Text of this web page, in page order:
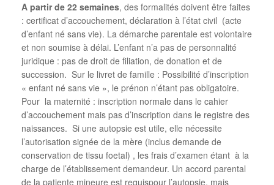
A partir de 22 semaines, des formalités doivent être faites
: certificat d’accouchement, déclaration à l’état civil (acte
d’enfant né sans vie). La démarche parentale est volontaire
et non soumise à délai. L’enfant n’a pas de personnalité
juridique : pas de droit de filiation, de donation et de
succession. Sur le livret de famille : Possibilité d’inscription
« enfant né sans vie », le prénon n’étant pas obligatoire.
Pour la maternité : inscription normale dans le cahier
d’accouchement mais pas d’inscription dans le registre des
naissances. Si une autopsie est utile, elle nécessite
l’autorisation signée de la mère (inclus demande de
conservation de tissu foetal) , les frais d’examen étant à la
charge de l’établissement demandeur. Un accord parental
de la patiente mineure est requispour l’autopsie, mais